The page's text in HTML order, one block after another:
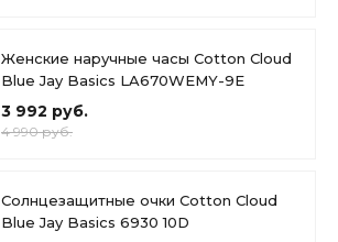
Женские наручные часы Cotton Cloud
Blue Jay Basics LA670WEMY-9E
3 992 руб.
4 990 руб.
Солнцезащитные очки Cotton Cloud
Blue Jay Basics 6930 10D